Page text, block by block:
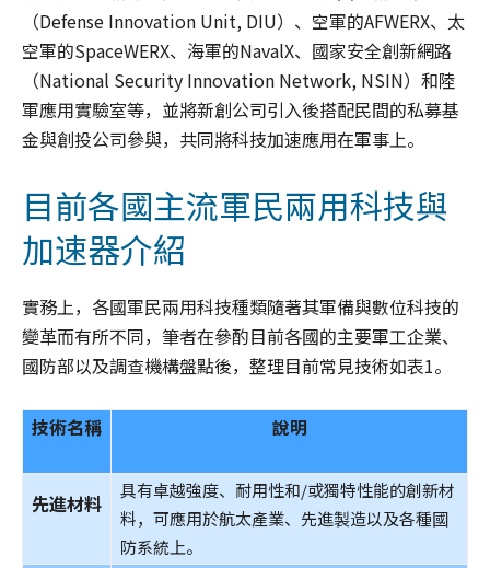
（Defense Innovation Unit, DIU）、空軍的AFWERX、太
空軍的SpaceWERX、海軍的NavalX、國家安全創新網路
（National Security Innovation Network, NSIN）和陸
軍應用實驗室等，並將新創公司引入後搭配民間的私募基
金與創投公司參與，共同將科技加速應用在軍事上。
目前各國主流軍民兩用科技與
加速器介紹
實務上，各國軍民兩用科技種類隨著其軍備與數位科技的
變革而有所不同，筆者在參酌目前各國的主要軍工企業、
國防部以及調查機構盤點後，整理目前常見技術如表1。
技術名稱 說明
先進材料
具有卓越強度、耐用性和/或獨特性能的創新材
料，可應用於航太產業、先進製造以及各種國
防系統上。